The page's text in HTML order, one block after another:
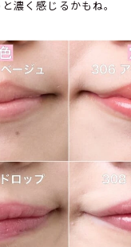
濃く感じるかもね。